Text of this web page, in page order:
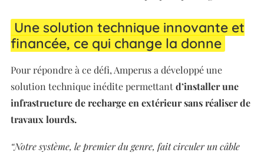
Une solution technique innovante et
financée, ce qui change la donne
Pour répondre à ce défi, Amperus a développé une
solution technique inédite permettantd’installer une
infrastructure de recharge en extérieur sans réaliser de
travaux lourds.
“Notre système, le premier du genre, fait circuler un câble